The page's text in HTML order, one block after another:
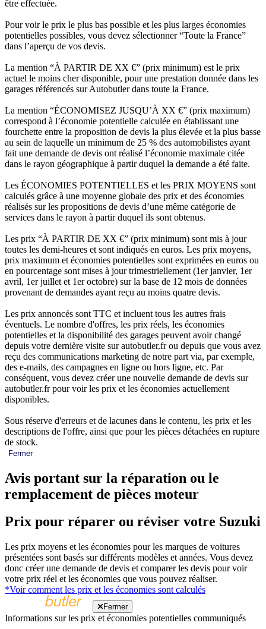
être effectuée.
Pour voir le prix le plus bas possible et les plus larges économies
potentielles possibles, vous devez sélectionner “Toute la France”
dans l’aperçu de vos devis.
La mention “À PARTIR DE XX €” (prix minimum) est le prix
actuel le moins cher disponible, pour une prestation donnée dans les
garages référencés sur Autobutler dans toute la France.
La mention “ÉCONOMISEZ JUSQU’À XX €” (prix maximum)
correspond à l’économie potentielle calculée en établissant une
fourchette entre la proposition de devis la plus élevée et la plus basse
au sein de laquelle un minimum de 25 % des automobilistes ayant
fait une demande de devis ont réalisé l’économie maximale citée
dans le rayon géographique à partir duquel la demande a été faite.
Les ÉCONOMIES POTENTIELLES et les PRIX MOYENS sont
calculés grâce à une moyenne globale des prix et des économies
réalisés sur les propositions de devis d’une même catégorie de
services dans le rayon à partir duquel ils sont obtenus.
Les prix “À PARTIR DE XX €” (prix minimum) sont mis à jour
toutes les demi-heures et sont indiqués en euros. Les prix moyens,
prix maximum et économies potentielles sont exprimées en euros ou
en pourcentage sont mises à jour trimestriellement (1er janvier, 1er
avril, 1er juillet et 1er octobre) sur la base de 12 mois de données
provenant de demandes ayant reçu au moins quatre devis.
Les prix annoncés sont TTC et incluent tous les autres frais
éventuels. Le nombre d'offres, les prix réels, les économies
potentielles et la disponibilité des garages peuvent avoir changé
depuis votre dernière visite sur autobutler.fr ou depuis que vous avez
reçu des communications marketing de notre part via, par exemple,
des e-mails, des campagnes en ligne ou hors ligne, etc. Par
conséquent, vous devez créer une nouvelle demande de devis sur
autobutler.fr pour voir les prix et les économies actuellement
disponibles.
Sous réserve d'erreurs et de lacunes dans le contenu, les prix et les
descriptions de l'offre, ainsi que pour les pièces détachées en rupture
de stock.
Fermer
Avis portant sur la réparation ou le
remplacement de pièces moteur
Prix pour réparer ou réviser votre Suzuki
Les prix moyens et les économies pour les marques de voitures
présentées sont basés sur différents modèles et années. Vous devez
donc créer une demande de devis et comparer les devis pour voir
votre prix réel et les économies que vous pouvez réaliser.
*Voir comment les prix et les économies sont calculés
Fermer
Informations sur les prix et économies potentielles communiqués